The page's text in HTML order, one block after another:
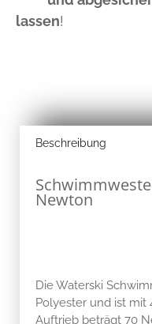
lassen!
Beschreibung
Newton
Die Waterski
Polyester und ist mit
Auftrieb beträgt 70